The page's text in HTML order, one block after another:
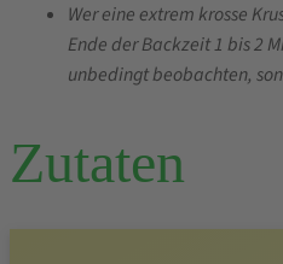
Wer eine extrem krosse
Ende der Backzeit 1 bis 2
unbedingt beobachten,
Zutaten